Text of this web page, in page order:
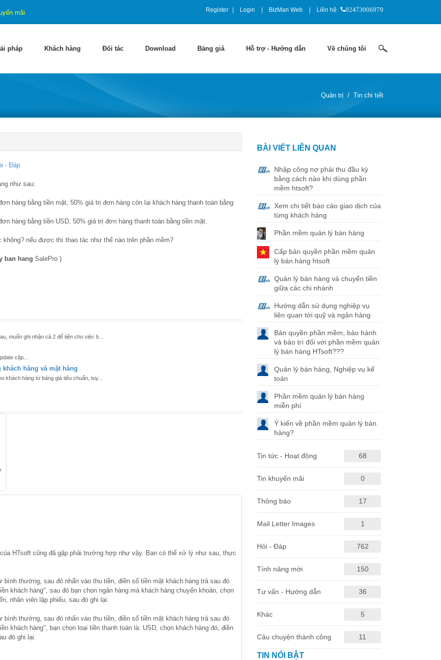
Register Login BizMan Web Liên hệ 02473006979
mãi
pháp Khách hàng Đối tác Download Bảng giá Hỗ trợ - Hướng dẫn Về chúng tôi
Quản trị / Tin chi tiết
- Đáp
như sau:
hàng bằng tiền mặt, 50% giá trị đơn hàng còn lại khách hàng thanh toán bằng
hàng bằng tiền USD, 50% giá trị đơn hàng thanh toán bằng tiền mặt.
nếu được thì thao tác như thế nào trên phần mềm?
ban hang SalePro )
muốn ghi nhận cả 2 để tiện cho việc b...
cập...
hàng và mặt hàng
khách hàng từ bảng giá tiêu chuẩn, tuy...
HTsoft cũng đã gặp phải trường hợp như vậy. Bạn có thể xử lý như sau, thực
thường, sau đó nhấn vào thu tiền, điền số tiền mặt khách hàng trả sau đó
khách hàng", sau đó bạn chọn ngân hàng mà khách hàng chuyển khoản, chọn
nhân viên lập phiếu, sau đó ghi lại.
thường, sau đó nhấn vào thu tiền, điền số tiền mặt khách hàng trả sau đó
khách hàng", bạn chọn loại tiền thanh toán là: USD, chọn khách hàng đó, điền
đó ghi lại.
BÀI VIẾT LIÊN QUAN
Nhập công nợ phải thu đầu kỳ
bằng cách nào khi dùng phần
mềm htsoft?
Xem chi tiết báo cáo giao dịch của
từng khách hàng
Phần mềm quản lý bán hàng
Cấp bản quyền phần mềm quản
lý bán hàng htsoft
Quản lý bán hàng và chuyển tiền
giữa các chi nhánh
Hướng dẫn sử dụng nghiệp vụ
liên quan tới quỹ và ngân hàng
Bản quyền phần mềm, bảo hành
và bảo trì đối với phần mềm quản
lý bán hàng HTsoft???
Quản lý bán hàng, Nghiệp vụ kế
toán
Phần mềm quản lý bán hàng
miễn phí
Ý kiến về phần mềm quản lý bán
hàng?
Tin tức - Hoạt động 68
Tin khuyến mãi 0
Thông báo 17
Mail Letter Images 1
Hỏi - Đáp 762
Tính năng mới 150
Tư vấn - Hướng dẫn 36
Khác 5
Câu chuyện thành công 11
TIN NỔI BẬT